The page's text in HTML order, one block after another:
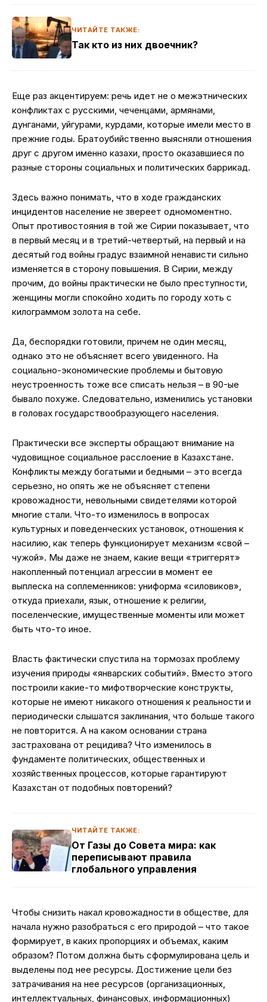
ЧИТАЙТЕ ТАКЖЕ:
Так кто из них двоечник?
Еще раз акцентируем: речь идет не о межэтнических
конфликтах с русскими, чеченцами, армянами,
дунганами, уйгурами, курдами, которые имели место в
прежние годы. Братоубийственно выясняли отношения
друг с другом именно казахи, просто оказавшиеся по
разные стороны социальных и политических баррикад.
Здесь важно понимать, что в ходе гражданских
инцидентов население не звереет одномоментно.
Опыт противостояния в той же Сирии показывает, что
в первый месяц и в третий-четвертый, на первый и на
десятый год войны градус взаимной ненависти сильно
изменяется в сторону повышения. В Сирии, между
прочим, до войны практически не было преступности,
женщины могли спокойно ходить по городу хоть с
килограммом золота на себе.
Да, беспорядки готовили, причем не один месяц,
однако это не объясняет всего увиденного. На
социально-экономические проблемы и бытовую
неустроенность тоже все списать нельзя – в 90-ые
бывало похуже. Следовательно, изменились установки
в головах государствообразующего населения.
Практически все эксперты обращают внимание на
чудовищное социальное расслоение в Казахстане.
Конфликты между богатыми и бедными – это всегда
серьезно, но опять же не объясняет степени
кровожадности, невольными свидетелями которой
многие стали. Что-то изменилось в вопросах
культурных и поведенческих установок, отношения к
насилию, как теперь функционирует механизм «свой –
чужой». Мы даже не знаем, какие вещи «триггерят»
накопленный потенциал агрессии в момент ее
выплеска на соплеменников: униформа «силовиков»,
откуда приехали, язык, отношение к религии,
поселенческие, имущественные моменты или может
быть что-то иное.
Власть фактически спустила на тормозах проблему
изучения природы «январских событий». Вместо этого
построили какие-то мифотворческие конструкты,
которые не имеют никакого отношения к реальности и
периодически слышатся заклинания, что больше такого
не повторится. А на каком основании страна
застрахована от рецидива? Что изменилось в
фундаменте политических, общественных и
хозяйственных процессов, которые гарантируют
Казахстан от подобных повторений?
ЧИТАЙТЕ ТАКЖЕ:
От Газы до Совета мира: как
переписывают правила
глобального управления
Чтобы снизить накал кровожадности в обществе, для
начала нужно разобраться с его природой – что такое
формирует, в каких пропорциях и объемах, каким
образом? Потом должна быть сформулирована цель и
выделены под нее ресурсы. Достижение цели без
затрачивания на нее ресурсов (организационных,
интеллектуальных, финансовых, информационных)